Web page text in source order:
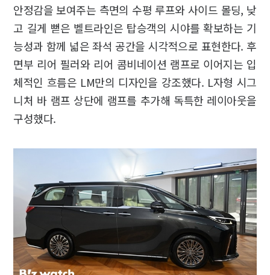
안정감을 보여주는 측면의 수평 루프와 사이드 몰딩, 낮
고 길게 뻗은 벨트라인은 탑승객의 시야를 확보하는 기
능성과 함께 넓은 좌석 공간을 시각적으로 표현한다. 후
면부 리어 필러와 리어 콤비네이션 램프로 이어지는 입
체적인 흐름은 LM만의 디자인을 강조했다. L자형 시그
니처 바 램프 상단에 램프를 추가해 독특한 레이아웃을
구성했다.